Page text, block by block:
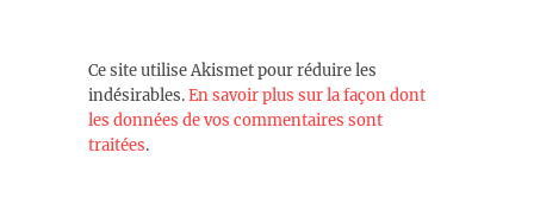
Ce site utilise Akismet pour réduire les
indésirables.En savoir plus sur la façon dont
les données de vos commentaires sont
traitées.